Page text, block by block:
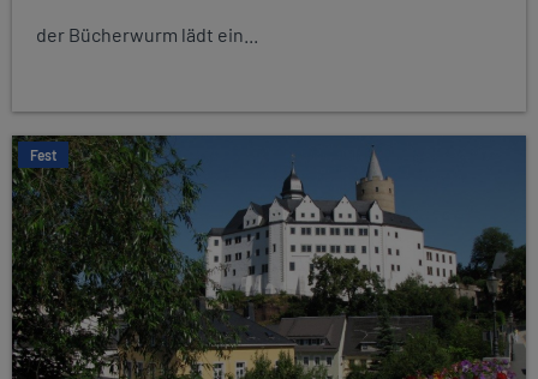
der Bücherwurm lädt ein...
Fest